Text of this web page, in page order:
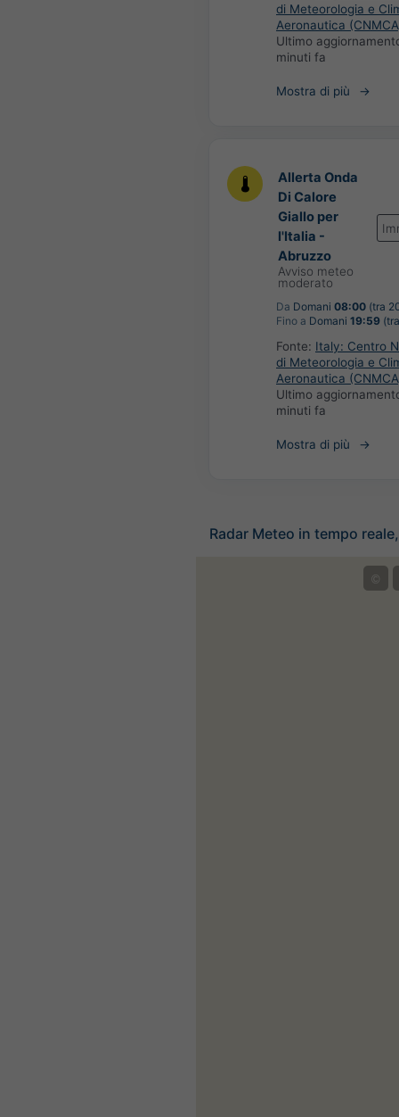
di Meteorologia e
Aeronautica
Ultimo
minuti fa
Mostra di più
Allerta Onda
Di Calore
Giallo per
l'Italia -
Abruzzo
Avviso meteo
moderato
Da Domani 08:00 (tra
Fino a Domani 19:59
Fonte: Italy: Centro
di Meteorologia e
Aeronautica
Ultimo
minuti fa
Mostra di più
Radar Meteo in tempo
©